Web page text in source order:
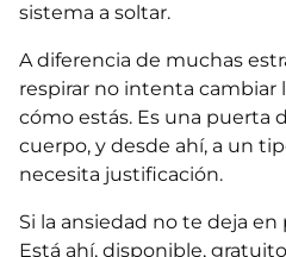
sistema a soltar.
A diferencia de muchas
respirar no intenta cambiar
cómo estás. Es una puerta
cuerpo, y desde ahí, a un
necesita justificación.
Si la ansiedad no te deja en
Está ahí, disponible,